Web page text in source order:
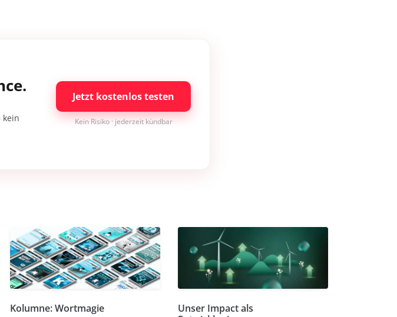
kein
Jetzt kostenlos testen
Kein Risiko · jederzeit kündbar
Kolumne: Wortmagie
Unser Impact als